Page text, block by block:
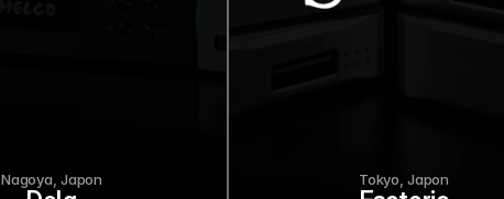
Nagoya, Japon Tokyo, Japon